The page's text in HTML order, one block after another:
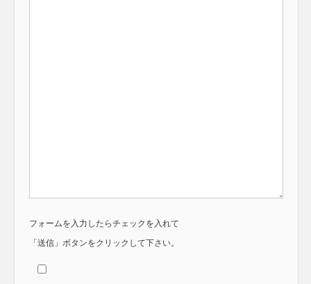
フォームを入力したらチェックを入れて
「送信」ボタンをクリックして下さい。